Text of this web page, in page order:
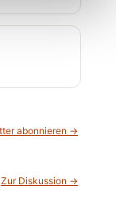
abonnieren →
Zur Diskussion →